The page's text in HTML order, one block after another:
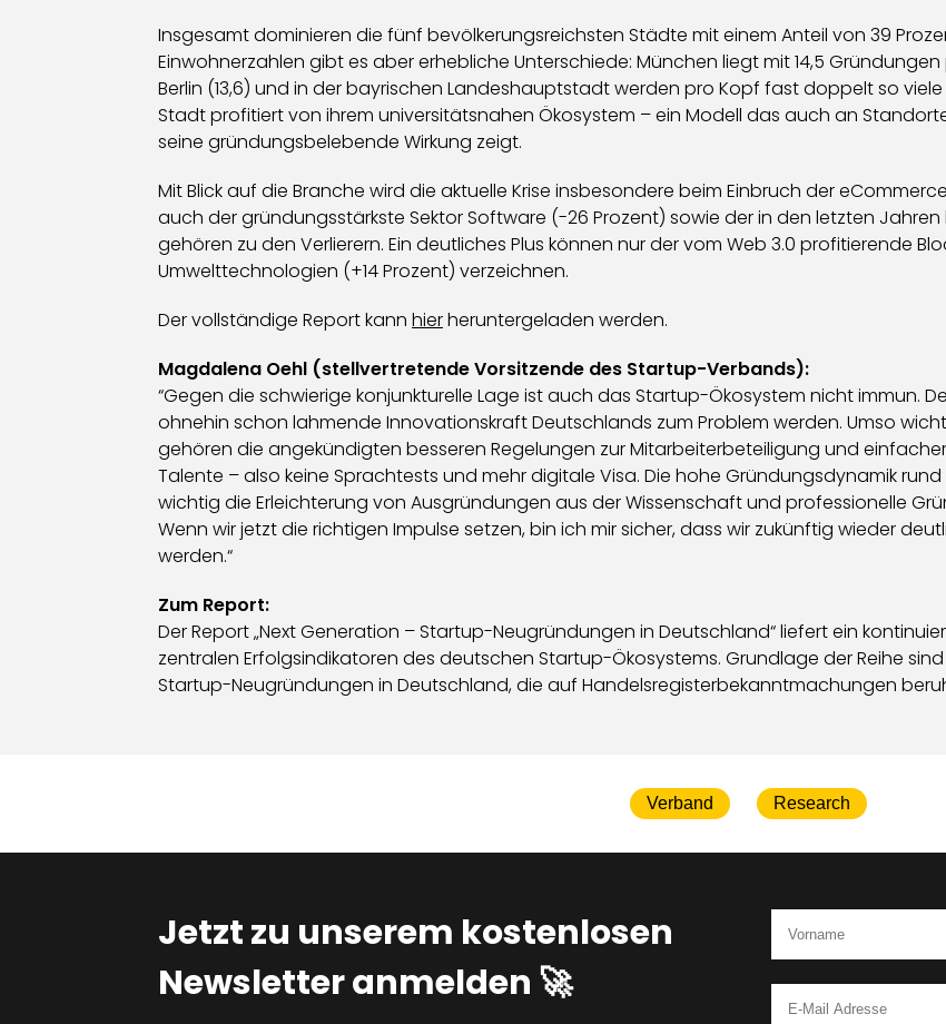
Insgesamt dominieren die fünf bevölkerungsreichsten Städte mit einem Anteil von 39
Einwohnerzahlen gibt es aber erhebliche Unterschiede: München liegt mit 14,5
Berlin (13,6) und in der bayrischen Landeshauptstadt werden pro Kopf fast doppelt so
Stadt profitiert von ihrem universitätsnahen Ökosystem – ein Modell das auch an
seine gründungsbelebende Wirkung zeigt.
Mit Blick auf die Branche wird die aktuelle Krise insbesondere beim Einbruch der
auch der gründungsstärkste Sektor Software (-26 Prozent) sowie der in den letzten
gehören zu den Verlierern. Ein deutliches Plus können nur der vom Web 3.0 profitierende
Umwelttechnologien (+14 Prozent) verzeichnen.
Der vollständige Report kann hierheruntergeladen werden.
Magdalena Oehl (stellvertretende Vorsitzende des Startup-Verbands):
“Gegen die schwierige konjunkturelle Lage ist auch das Startup-Ökosystem nicht immun.
ohnehin schon lahmende Innovationskraft Deutschlands zum Problem werden. Umso
gehören die angekündigten besseren Regelungen zur Mitarbeiterbeteiligung und
Talente – also keine Sprachtests und mehr digitale Visa. Die hohe Gründungsdynamik
wichtig die Erleichterung von Ausgründungen aus der Wissenschaft und professionelle
Wenn wir jetzt die richtigen Impulse setzen, bin ich mir sicher, dass wir zukünftig wieder
werden.“
Zum Report:
Der Report „Next Generation – Startup-Neugründungen in Deutschland“ liefert ein
zentralen Erfolgsindikatoren des deutschen Startup-Ökosystems. Grundlage der Reihe
Startup-Neugründungen in Deutschland, die auf Handelsregisterbekanntmachungen
Verband Research
Jetzt zu unserem kostenlosen
Newsletter anmelden 🚀